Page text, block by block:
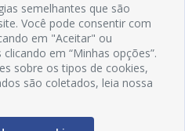
semelhantes que são
Você pode consentir com
em "Aceitar" ou
em “Minhas opções”.
sobre os tipos de cookies,
são coletados, leia nossa